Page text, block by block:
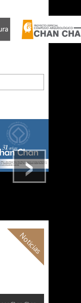
›
Noticias